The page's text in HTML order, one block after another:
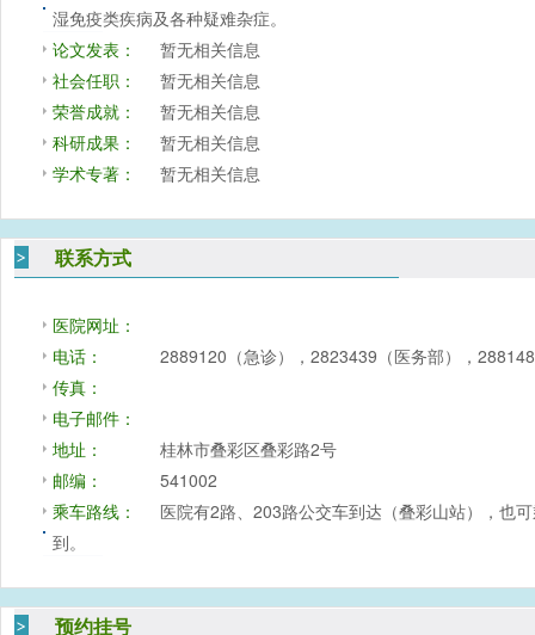
湿免疫类疾病及各种疑难杂症。
论文发表：
暂无相关信息
社会任职：
暂无相关信息
荣誉成就：
暂无相关信息
科研成果：
暂无相关信息
学术专著：
暂无相关信息
联系方式
医院网址：
电话：
2889120（急诊），2823439（医务部），
传真：
电子邮件：
地址：
桂林市叠彩区叠彩路2号
邮编：
541002
乘车路线：
医院有2路、203路公交车到达（叠彩山站），也
到。
预约挂号